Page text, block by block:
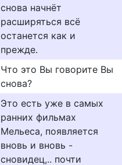
снова начнёт
расширяться всё
останется как и
прежде.
Что это Вы говорите Вы
снова?
Это есть уже в самых
ранних фильмах
Мельеса, появляется
вновь и вновь -
сновидец,.. почти